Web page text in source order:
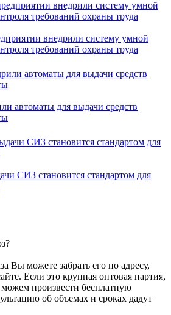
внедрили систему умной
требований охраны труда
автоматы для выдачи средств
СИЗ становится стандартом для
Вы можете забрать его по адресу,
Если это крупная оптовая партия,
произвести бесплатную
об объемах и сроках дадут